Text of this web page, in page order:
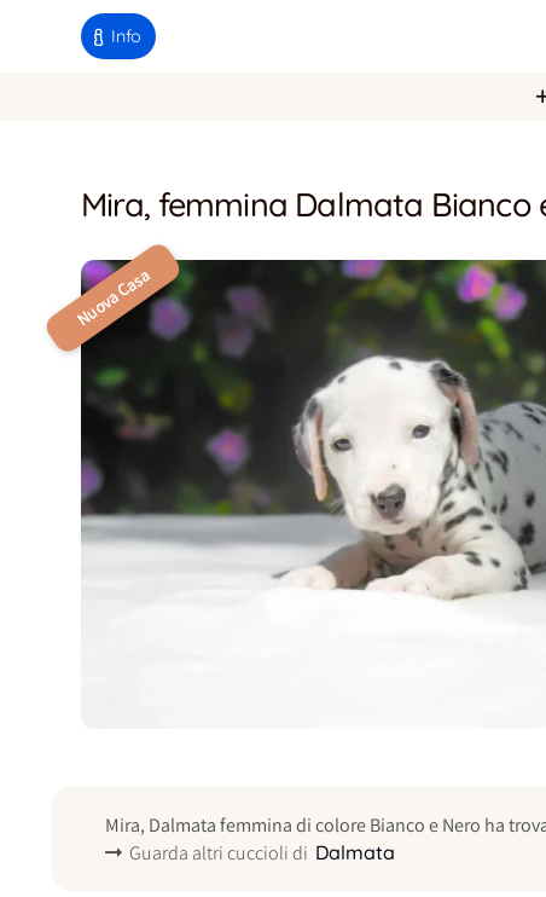
Info
Mira, femmina Dalmata Bianco
Nuova Casa
Mira, Dalmata femmina di colore Bianco e Nero ha
Guarda altri cuccioli di Dalmata